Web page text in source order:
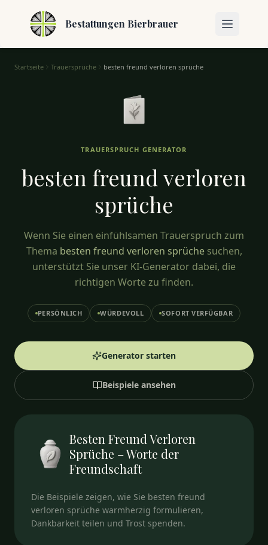
Bestattungen Bierbrauer
Startseite Trauersprüche besten freund verloren sprüche
TRAUERSPRUCH GENERATOR
besten freund verloren
sprüche
Wenn Sie einen einfühlsamen Trauerspruch zum
Thema besten freund verloren sprüchesuchen,
unterstützt Sie unser KI-Generator dabei, die
richtigen Worte zu finden.
PERSÖNLICH WÜRDEVOLL SOFORT VERFÜGBAR
Generator starten
Beispiele ansehen
Besten Freund Verloren
Sprüche – Worte der
Freundschaft
Die Beispiele zeigen, wie Sie besten freund
verloren sprüche warmherzig formulieren,
Dankbarkeit teilen und Trost spenden.